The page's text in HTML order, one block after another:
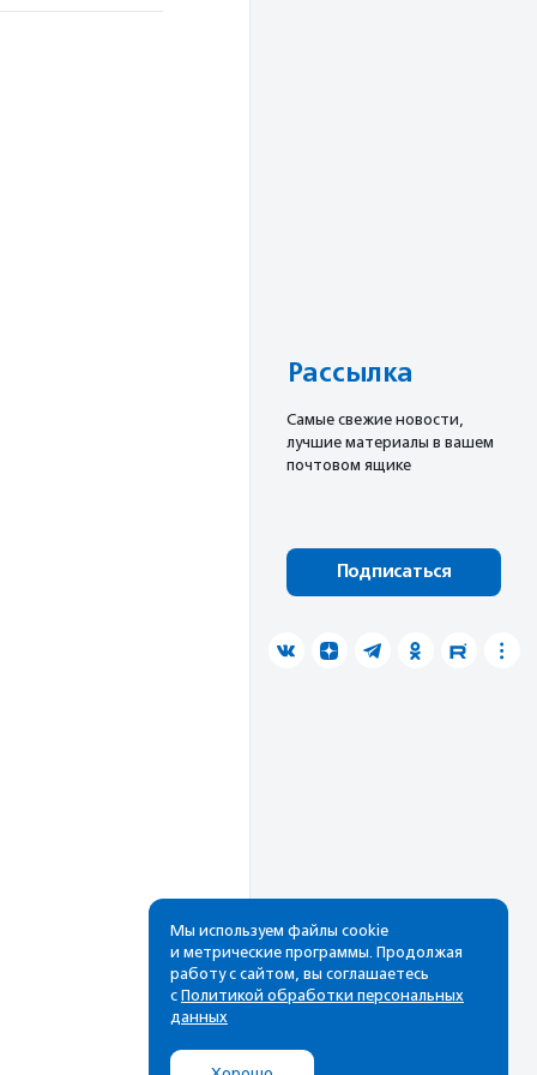
Рассылка
Cамые свежие новости,
лучшие материалы в вашем
почтовом ящике
Подписаться
Мы используем файлы cookie
и метрические программы. Продолжая
работу с сайтом, вы соглашаетесь
с Политикой обработки персональных
данных